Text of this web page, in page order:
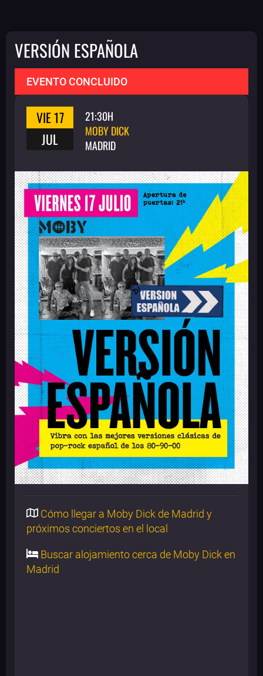
VERSIÓN ESPAÑOLA
EVENTO CONCLUIDO
VIE 17
JUL
21:30H
MOBY DICK
MADRID
Cómo llegar a Moby Dick de Madrid y
próximos conciertos en el local
Buscar alojamiento cerca de Moby Dick en
Madrid